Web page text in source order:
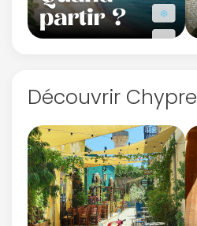
Découvrir Chypre